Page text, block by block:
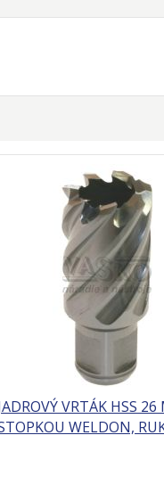
VRTÁK HSS 26
WELDON,